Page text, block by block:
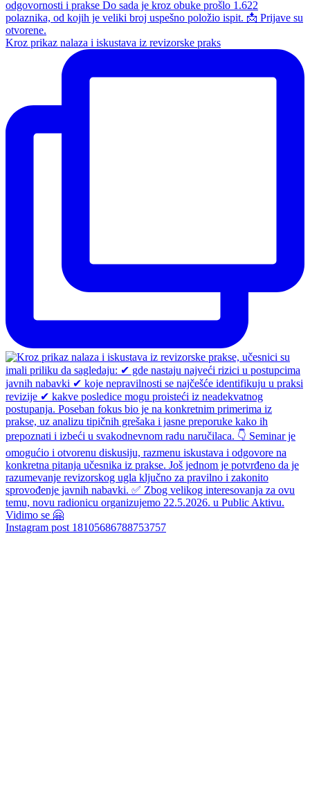
Kroz prikaz nalaza i iskustava iz revizorske praks
Instagram post 18105686788753757